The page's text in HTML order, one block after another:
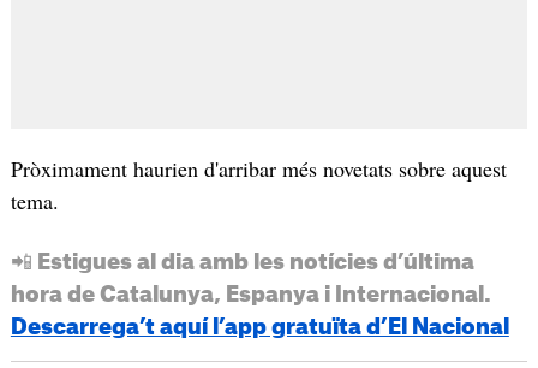
Pròximament haurien d'arribar més novetats sobre aquest
tema.
📲 Estigues al dia amb les notícies d’última
hora de Catalunya, Espanya i Internacional.
Descarrega’t aquí l’app gratuïta d’El Nacional